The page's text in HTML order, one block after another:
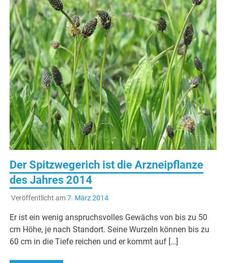
Der Spitzwegerich ist die Arzneipflanze
des Jahres 2014
Veröffentlicht am7. März 2014
Er ist ein wenig anspruchsvolles Gewächs von bis zu 50
cm Höhe, je nach Standort. Seine Wurzeln können bis zu
60 cm in die Tiefe reichen und er kommt auf […]